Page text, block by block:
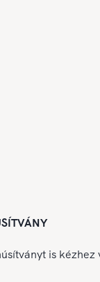
is kézhez